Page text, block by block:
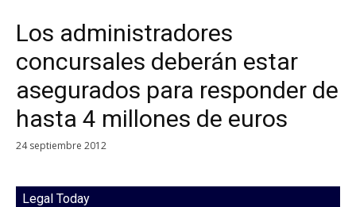
Los administradores
concursales deberán estar
asegurados para responder de
hasta 4 millones de euros
24 septiembre 2012
Legal Today